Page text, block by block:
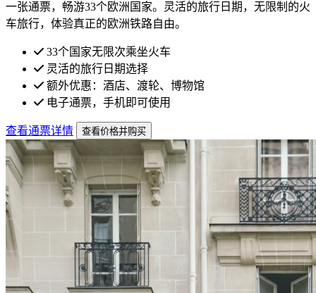
一张通票，畅游33个欧洲国家。灵活的旅行日期，无限制的火
车旅行，体验真正的欧洲铁路自由。
33个国家无限次乘坐火车
灵活的旅行日期选择
额外优惠：酒店、渡轮、博物馆
电子通票，手机即可使用
查看通票详情 查看价格并购买